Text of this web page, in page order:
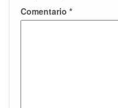
Comentario *